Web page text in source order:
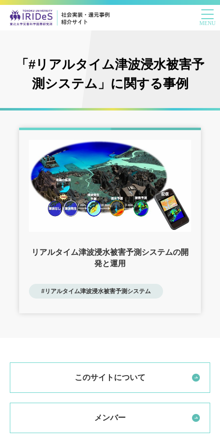
「#リアルタイム津波浸水被害予
測システム」に関する事例
リアルタイム津波浸水被害予測システムの開
発と運用
#リアルタイム津波浸水被害予測システム
このサイトについて
メンバー